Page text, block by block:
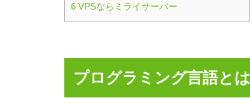
6 VPSならミライサーバー
プログラミング言語とは